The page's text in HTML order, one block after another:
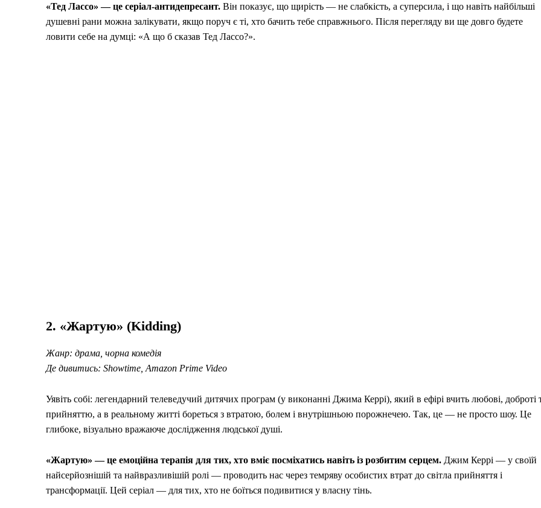
«Тед Лассо» — це серіал-антидепресант. Він показує, що щирість — не слабкість, а суперсила, і що навіть найбільші
душевні рани можна залікувати, якщо поруч є ті, хто бачить тебе справжнього. Після перегляду ви ще довго будете
ловити себе на думці: «А що б сказав Тед Лассо?».
2. «Жартую» (Kidding)
Жанр: драма, чорна комедія
Де дивитись: Showtime, Amazon Prime Video
Уявіть собі: легендарний телеведучий дитячих програм (у виконанні Джима Керрі), який в ефірі вчить любові, доброті
прийняттю, а в реальному житті бореться з втратою, болем і внутрішньою порожнечею. Так, це — не просто шоу. Це
глибоке, візуально вражаюче дослідження людської душі.
«Жартую» — це емоційна терапія для тих, хто вміє посміхатись навіть із розбитим серцем. Джим Керрі — у своїй
найсерйознішій та найвразливішій ролі — проводить нас через темряву особистих втрат до світла прийняття і
трансформації. Цей серіал — для тих, хто не боїться подивитися у власну тінь.